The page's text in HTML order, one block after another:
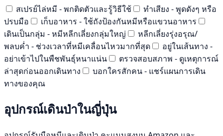
สเปรย์ไล่หมี - พกติดตัวและรู้วิธีใช้
ทำเสียง - พูดดังๆ หรือ
ปรบมือ
เก็บอาหาร - ใช้ถังป้องกันหมีหรือแขวนอาหาร
เดินเป็นกลุ่ม - หมีหลีกเลี่ยงกลุ่มใหญ่
หลีกเลี่ยงรุ่งอรุณ/
พลบค่ำ - ช่วงเวลาที่หมีเคลื่อนไหวมากที่สุด
อยู่ในเส้นทาง -
อย่าเข้าไปในพืชพันธุ์หนาแน่น
ตรวจสอบสภาพ - ดูเหตุการณ์
ล่าสุดก่อนออกเดินทาง
บอกใครสักคน - แชร์แผนการเดิน
ทางของคุณ
อุปกรณ์เดินป่าในญี่ปุ่น